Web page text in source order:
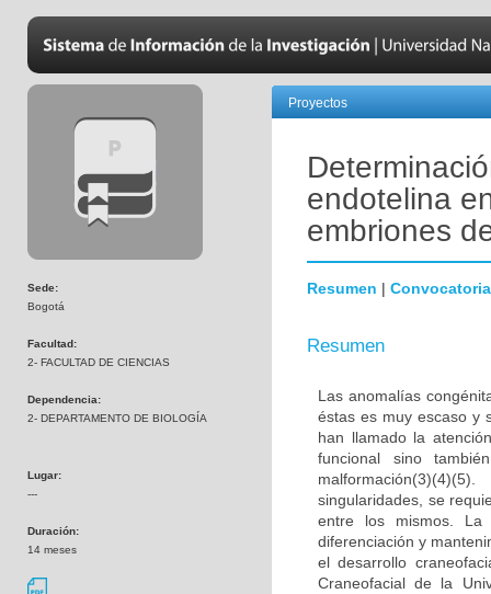
Sede:
Bogotá
Facultad:
2- FACULTAD DE CIENCIAS
Dependencia:
2- DEPARTAMENTO DE BIOLOGÍA
Lugar:
---
Duración:
14 meses
Proyectos
endotelina
embriones
Resumen | Convocatoria
Resumen
Las anomalías
éstas es muy escaso y
han llamado la
funcional sino
singularidades, se
entre los mismos. La
diferenciación y
el desarrollo
Craneofacial de la